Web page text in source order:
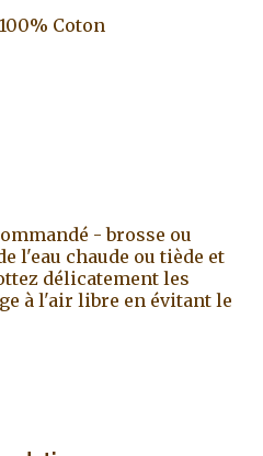
Coton
- brosse ou
l'eau chaude ou tiède et
délicatement les
à l'air libre en évitant le